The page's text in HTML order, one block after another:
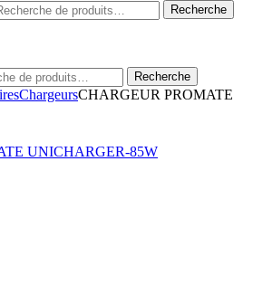
Recherche
Recherche
ChargeursCHARGEUR PROMATE